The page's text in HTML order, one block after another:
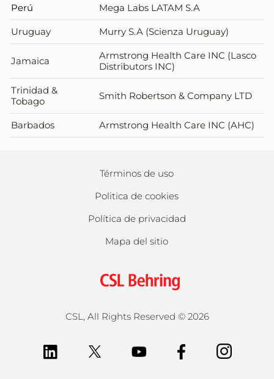
Perú Mega Labs LATAM S.A
Uruguay Murry S.A (Scienza Uruguay)
Jamaica
Armstrong Health Care INC (Lasco
Distributors INC)
Trinidad &
Tobago
Smith Robertson & Company LTD
Barbados Armstrong Health Care INC (AHC)
Términos de uso
Politica de cookies
Política de privacidad
Mapa del sitio
CSL, All Rights Reserved © 2026